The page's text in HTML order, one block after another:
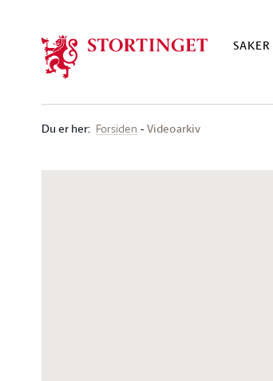
SAKER
Du er her: Forsiden Videoarkiv